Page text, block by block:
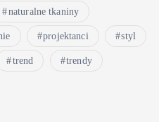
naturalne tkaniny
projektanci styl
trend trendy